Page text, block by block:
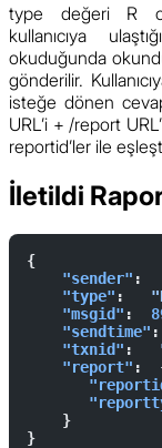
type değeri R
kullanıcıya
okuduğunda
gönderilir.
isteğe dönen
URL’i + /report
reportid’ler ile
İletildi
{
    "sender"
:
    "type"
:
    "msgid"
:
    "sendtime"
    "txnid"
:
    "report"
    }
}